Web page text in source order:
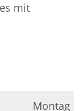
mit
Montag